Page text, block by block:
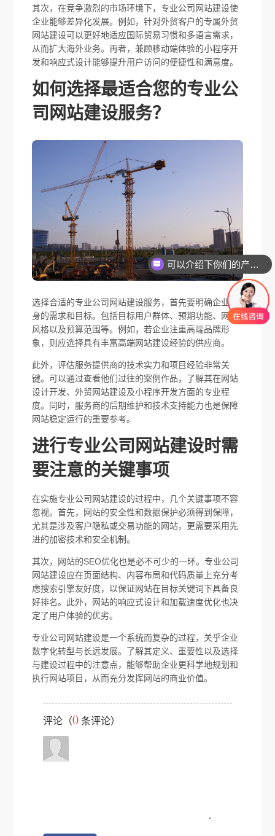
其次，在竞争激烈的市场环境下，专业公司网站建设使
企业能够差异化发展。例如，针对外贸客户的专属外贸
网站建设可以更好地适应国际贸易习惯和多语言需求，
从而扩大海外业务。再者，兼顾移动端体验的小程序开
发和响应式设计能够提升用户访问的便捷性和满意度。
如何选择最适合您的专业公
司网站建设服务？
选择合适的专业公司网站建设服务，首先要明确企业自
身的需求和目标。包括目标用户群体、预期功能、网站
风格以及预算范围等。例如，若企业注重高端品牌形
象，则应选择具有丰富高端网站建设经验的供应商。
此外，评估服务提供商的技术实力和项目经验非常关
键。可以通过查看他们过往的案例作品，了解其在网站
设计开发、外贸网站建设及小程序开发方面的专业程
度。同时，服务商的后期维护和技术支持能力也是保障
网站稳定运行的重要参考。
进行专业公司网站建设时需
要注意的关键事项
在实施专业公司网站建设的过程中，几个关键事项不容
忽视。首先，网站的安全性和数据保护必须得到保障，
尤其是涉及客户隐私或交易功能的网站，更需要采用先
进的加密技术和安全机制。
其次，网站的SEO优化也是必不可少的一环。专业公司
网站建设应在页面结构、内容布局和代码质量上充分考
虑搜索引擎友好度，以保证网站在目标关键词下具备良
好排名。此外，网站的响应式设计和加载速度优化也决
定了用户体验的优劣。
专业公司网站建设是一个系统而复杂的过程，关乎企业
数字化转型与长远发展。了解其定义、重要性以及选择
与建设过程中的注意点，能够帮助企业更科学地规划和
执行网站项目，从而充分发挥网站的商业价值。
评论（0条评论）